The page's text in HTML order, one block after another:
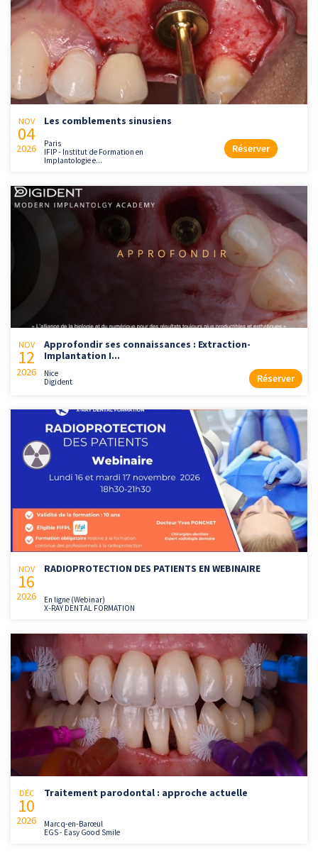
NOV
04
2026
Les comblements sinusiens
Paris
IFIP - Institut de Formation en
Implantologie e...
Réserver
NOV
12
2026
Approfondir ses connaissances : Extraction-
Implantation I...
Nice
Digident
Réserver
NOV
16
2026
RADIOPROTECTION DES PATIENTS EN WEBINAIRE
En ligne (Webinar)
X-RAY DENTAL FORMATION
DÉC
10
2026
Traitement parodontal : approche actuelle
Marcq-en-Barœul
EGS - Easy Good Smile